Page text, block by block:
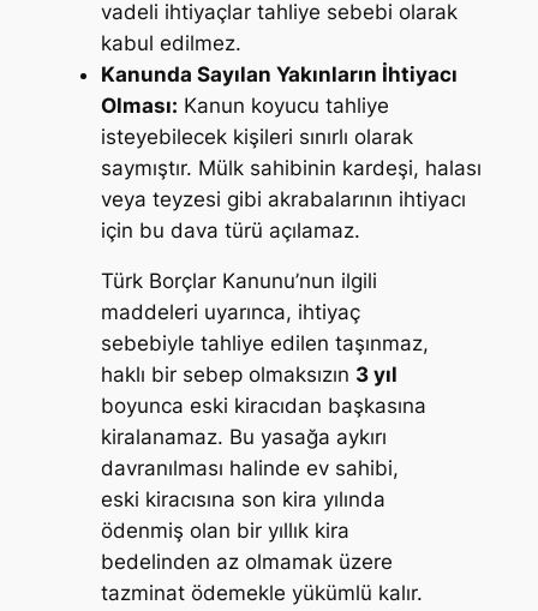
vadeli ihtiyaçlar tahliye sebebi olarak
kabul edilmez.
Kanunda Sayılan Yakınların İhtiyacı
Olması: Kanun koyucu tahliye
isteyebilecek kişileri sınırlı olarak
saymıştır. Mülk sahibinin kardeşi, halası
veya teyzesi gibi akrabalarının ihtiyacı
için bu dava türü açılamaz.
Türk Borçlar Kanunu’nun ilgili
maddeleri uyarınca, ihtiyaç
sebebiyle tahliye edilen taşınmaz,
haklı bir sebep olmaksızın 3 yıl
boyunca eski kiracıdan başkasına
kiralanamaz. Bu yasağa aykırı
davranılması halinde ev sahibi,
eski kiracısına son kira yılında
ödenmiş olan bir yıllık kira
bedelinden az olmamak üzere
tazminat ödemekle yükümlü kalır.